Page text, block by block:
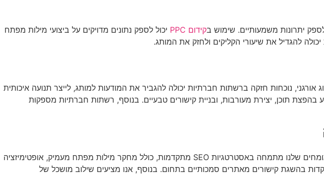
יתרונות משמעותיים. שימוש בקידום PPC
יכול לספק נתונים מדויקים על ביצועי מילות מפתח
יכולה להגדיל את שיעורי הקליקים ולחזק את המותג.
נוכחות חזקה ברשתות חברתיות יכולה להגביר את המודעות למותג, לייצר תנועה איכותית
בהפצת תוכן, יצירת מעורבות, ובניית קישורים טבעיים. בנוסף, רשתות חברתיות מספקות
בוסט מדיה מציעה שירותים מקיפים המותאמים במיוחד לאתגרים של קידום בשווקים תחרותיים. צוות המומחים שלנו מתמחה באסטרטגיות SEO מתקדמות, כולל מחקר מילות מפתח מעמיק, אופטימיזציה
בהשגת קישורים מאתרים סמכותיים בתחום. בנוסף, אנו מציעים שילוב מושכל של